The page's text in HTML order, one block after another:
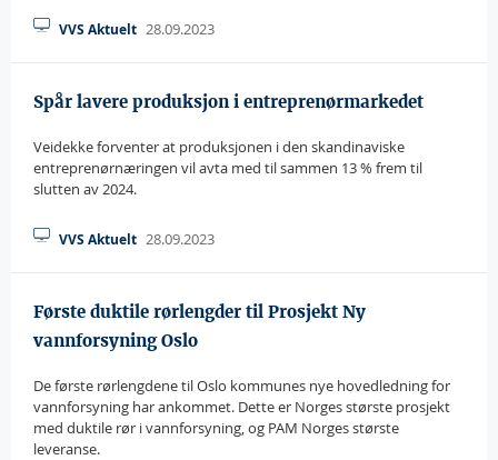
VVS Aktuelt 28.09.2023
Spår lavere produksjon i entreprenørmarkedet
Veidekke forventer at produksjonen i den skandinaviske
entreprenørnæringen vil avta med til sammen 13 % frem til
slutten av 2024.
VVS Aktuelt 28.09.2023
Første duktile rørlengder til Prosjekt Ny
vannforsyning Oslo
De første rørlengdene til Oslo kommunes nye hovedledning for
vannforsyning har ankommet. Dette er Norges største prosjekt
med duktile rør i vannforsyning, og PAM Norges største
leveranse.